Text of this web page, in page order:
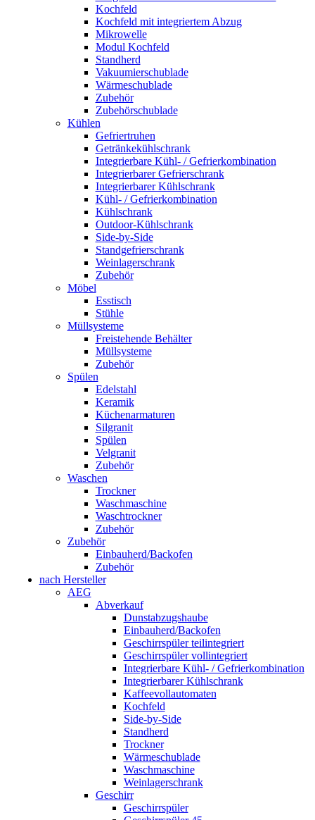
Kochfeld
Kochfeld mit integriertem Abzug
Mikrowelle
Modul Kochfeld
Standherd
Vakuumierschublade
Wärmeschublade
Zubehör
Zubehörschublade
Kühlen
Gefriertruhen
Getränkekühlschrank
Integrierbare Kühl- / Gefrierkombination
Integrierbarer Gefrierschrank
Integrierbarer Kühlschrank
Kühl- / Gefrierkombination
Kühlschrank
Outdoor-Kühlschrank
Side-by-Side
Standgefrierschrank
Weinlagerschrank
Zubehör
Möbel
Esstisch
Stühle
Müllsysteme
Freistehende Behälter
Müllsysteme
Zubehör
Spülen
Edelstahl
Keramik
Küchenarmaturen
Silgranit
Spülen
Velgranit
Zubehör
Waschen
Trockner
Waschmaschine
Waschtrockner
Zubehör
Zubehör
Einbauherd/Backofen
Zubehör
nach Hersteller
AEG
Abverkauf
Dunstabzugshaube
Einbauherd/Backofen
Geschirrspüler teilintegriert
Geschirrspüler vollintegriert
Integrierbare Kühl- / Gefrierkombination
Integrierbarer Kühlschrank
Kaffeevollautomaten
Kochfeld
Side-by-Side
Standherd
Trockner
Wärmeschublade
Waschmaschine
Weinlagerschrank
Geschirr
Geschirrspüler